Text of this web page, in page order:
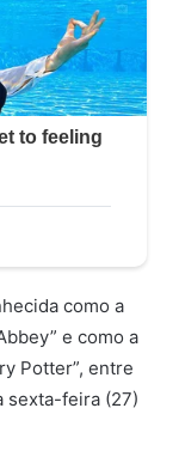
como a
e como a
Potter”, entre
sexta-feira (27)